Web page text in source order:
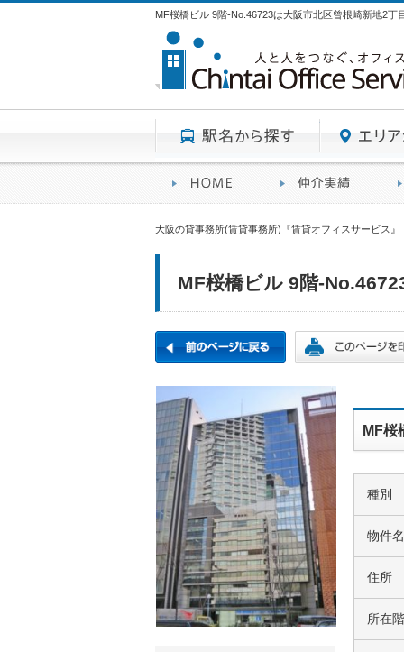
MF桜橋ビル 9階-No.46723は大阪市北区曾根崎新地2丁
大阪の貸事務所(賃貸事務所)『賃貸オフィスサービス』
MF桜橋ビル 9階-
MF桜
種別
物件名
住所
所在階